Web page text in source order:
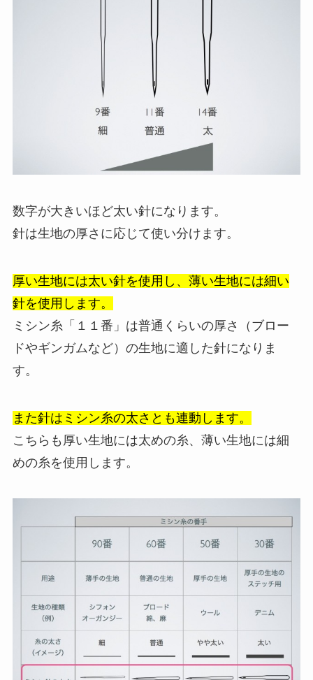
数字が大きいほど太い針になります。
針は生地の厚さに応じて使い分けます。
厚い生地には太い針を使用し、薄い生地には細い
針を使用します。
ミシン糸「１１番」は普通くらいの厚さ（ブロー
ドやギンガムなど）の生地に適した針になりま
す。
また針はミシン糸の太さとも連動します。
こちらも厚い生地には太めの糸、薄い生地には細
めの糸を使用します。